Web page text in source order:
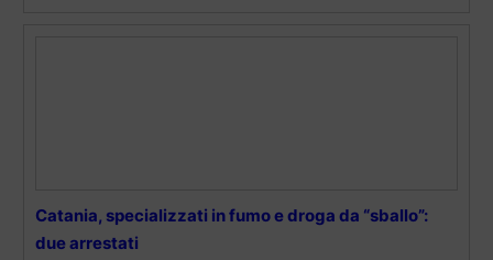
Catania, specializzati in fumo e droga da “sballo”:
due arrestati